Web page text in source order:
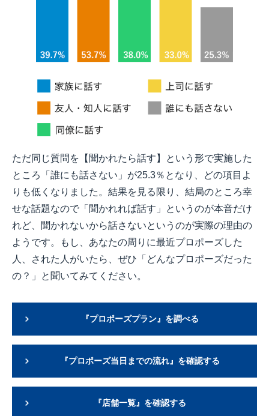
ただ同じ質問を【聞かれたら話す】という形で実施した
ところ「誰にも話さない」が25.3％となり、どの項目よ
りも低くなりました。結果を見る限り、結局のところ幸
せな話題なので「聞かれれば話す」というのが本音だけ
れど、聞かれないから話さないというのが実際の理由の
ようです。もし、あなたの周りに最近プロポーズした
人、された人がいたら、ぜひ「どんなプロポーズだった
の？」と聞いてみてください。
『プロポーズプラン』を調べる
『プロポーズ当日までの流れ』を確認する
『店舗一覧』を確認する